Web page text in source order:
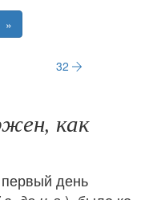
»
32
как
день